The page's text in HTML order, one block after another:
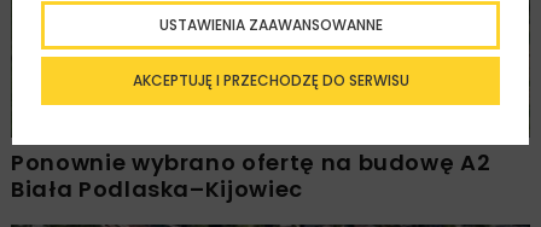
Ponownie wybrano ofertę na budowę A2
Biała Podlaska–Kijowiec
AKCEPTUJĘ I PRZECHODZĘ DO SERWISU
USTAWIENIA ZAAWANSOWANNE